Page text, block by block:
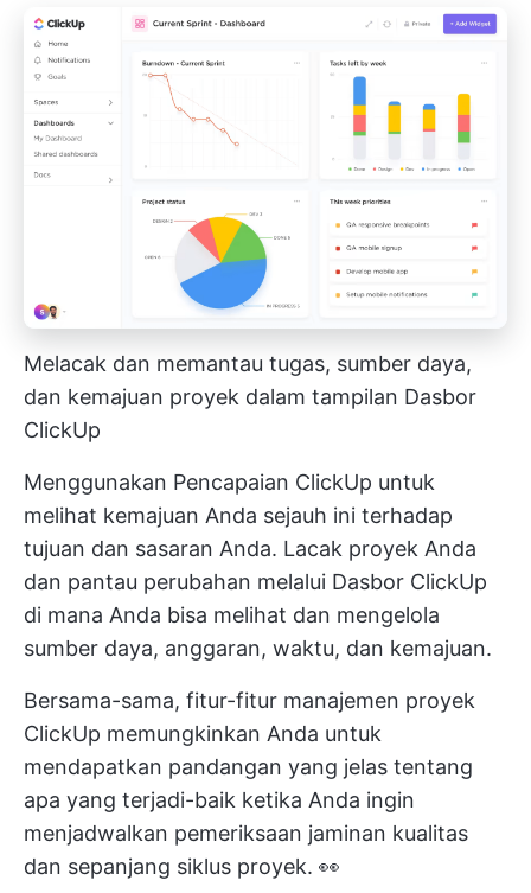
Melacak dan memantau tugas, sumber daya,
dan kemajuan proyek dalam tampilan Dasbor
ClickUp
Menggunakan Pencapaian ClickUp untuk
melihat kemajuan Anda sejauh ini terhadap
tujuan dan sasaran Anda. Lacak proyek Anda
dan pantau perubahan melalui Dasbor ClickUp
di mana Anda bisa melihat dan mengelola
sumber daya, anggaran, waktu, dan kemajuan.
Bersama-sama, fitur-fitur manajemen proyek
ClickUp memungkinkan Anda untuk
mendapatkan pandangan yang jelas tentang
apa yang terjadi-baik ketika Anda ingin
menjadwalkan pemeriksaan jaminan kualitas
dan sepanjang siklus proyek. 👀